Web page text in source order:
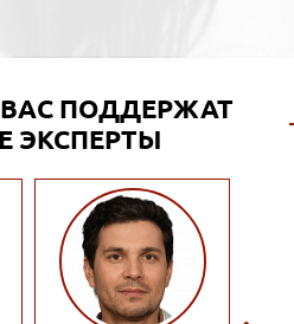
ПОДДЕРЖАТ
ЭКСПЕРТЫ